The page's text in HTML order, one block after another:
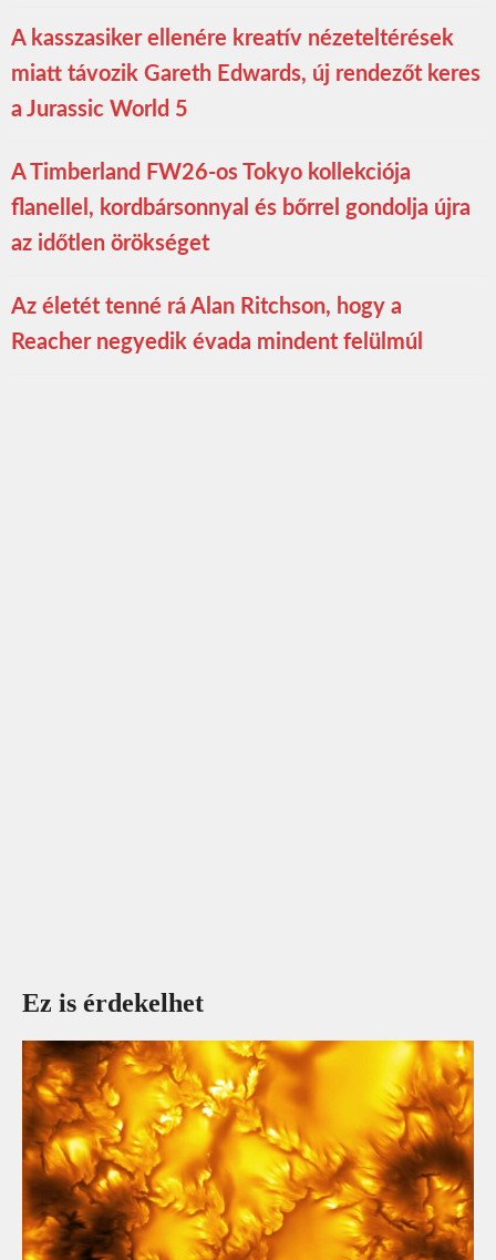
A kasszasiker ellenére kreatív nézeteltérések
miatt távozik Gareth Edwards, új rendezőt keres
a Jurassic World 5
A Timberland FW26-os Tokyo kollekciója
flanellel, kordbársonnyal és bőrrel gondolja újra
az időtlen örökséget
Az életét tenné rá Alan Ritchson, hogy a
Reacher negyedik évada mindent felülmúl
Ez is érdekelhet